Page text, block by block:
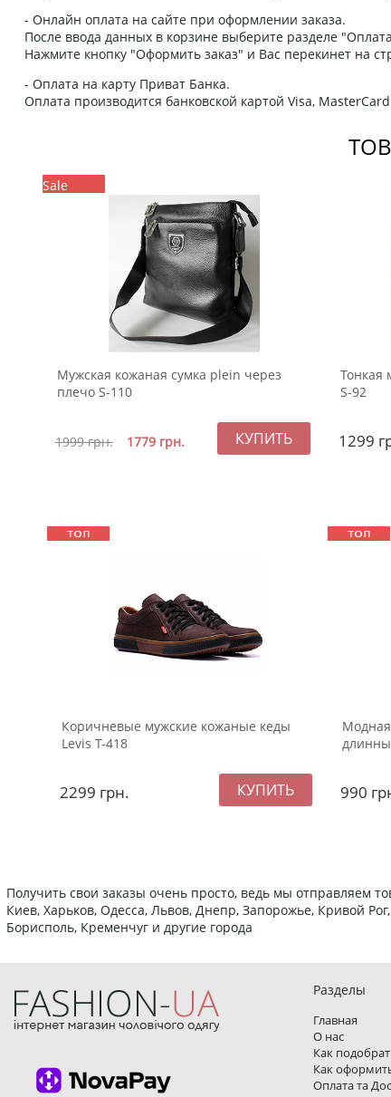
- Онлайн оплата на сайте при оформлении заказа.
После ввода данных в корзине выберите разделе
Нажмите кнопку "Оформить заказ" и Вас перекинет на
- Оплата на карту Приват Банка.
Оплата производится банковской картой Visa,
Sale
Мужская кожаная сумка plein через
плечо S-110
1999грн. 1779 грн.
Тонкая
S-92
1299
Коричневые мужские кожаные кеды
Levis Т-418
2299 грн.
Модная
990
Получить свои заказы очень просто, ведь мы отправляем
Киев, Харьков, Одесса, Львов, Днепр, Запорожье, Кривой
Борисполь, Кременчуг и другие города
Разделы
Главная
О нас
Как
Как
Оплата та